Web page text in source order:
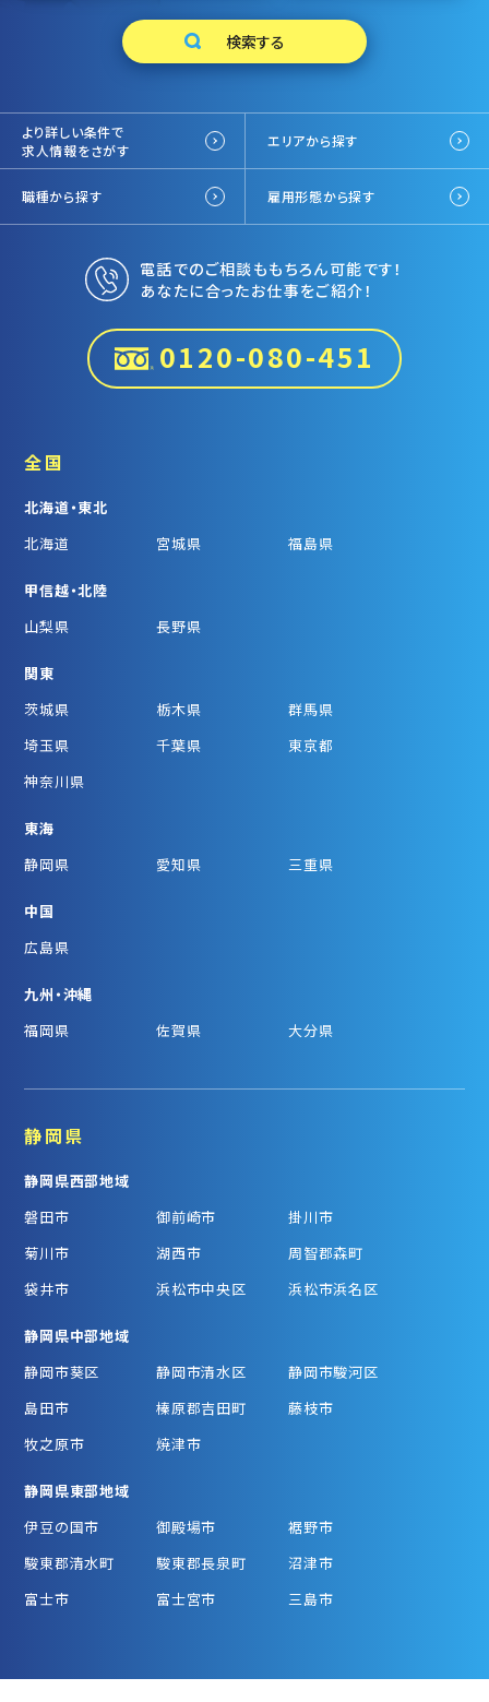
より詳しい条件で
求人情報をさがす
エリアから探す
職種から探す 雇用形態から探す
電話でのご相談ももちろん可能です！
あなたに合ったお仕事をご紹介！
0120-080-451
全国
北海道・東北
北海道
宮城県 福島県
甲信越・北陸
山梨県
長野県
関東
茨城県
栃木県
群馬県
埼玉県
千葉県
東京都
神奈川県
東海
静岡県
愛知県 三重県
中国
広島県
九州・沖縄
福岡県
佐賀県 大分県
静岡県
静岡県西部地域
磐田市
御前崎市
掛川市
菊川市
湖西市
周智郡森町
袋井市
浜松市中央区 浜松市浜名区
静岡県中部地域
静岡市葵区
静岡市清水区
静岡市駿河区
島田市
榛原郡吉田町
藤枝市
牧之原市
焼津市
静岡県東部地域
伊豆の国市
御殿場市
裾野市
駿東郡清水町
駿東郡長泉町
沼津市
富士市
富士宮市 三島市